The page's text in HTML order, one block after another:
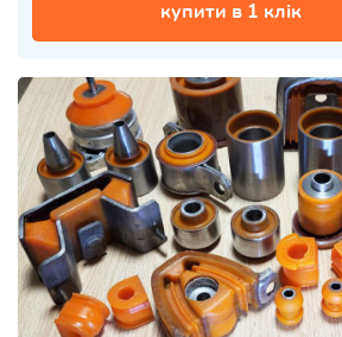
купити в 1 клік